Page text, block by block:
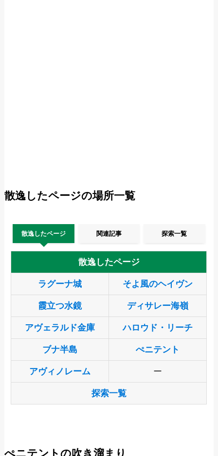
散逸したページの場所一覧
散逸したページ 関連記事 探索一覧
散逸したページ
ラグーナ城 そよ風のヘイヴン
霞立つ水鏡 ディサレー海嶺
アヴェラルド金庫 ハロウド・リーチ
ブナ半島 ぺニテント
アヴィノレーム ー
探索一覧
ぺニテントの吹き溜まり